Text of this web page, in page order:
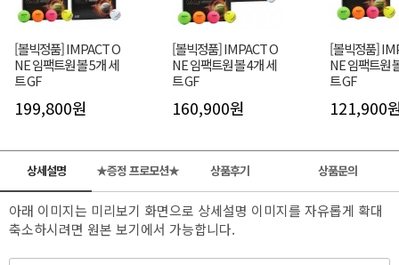
[볼빅정품] IMPACT O
NE 임팩트원 볼 5개 세
트 GF
199,800원
[볼빅정품] IMPACT O
NE 임팩트원 볼 4개 세
트 GF
160,900원
[볼빅정품]
NE 임팩트원
트 GF
121,900
상세설명 ★증정 프로모션★ 상품후기 상품문의
아래 이미지는 미리보기 화면으로 상세설명 이미지를 자유롭게 확대
축소하시려면 원본 보기에서 가능합니다.